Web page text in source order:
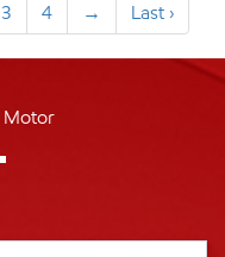
3 4 → Last ›
Motor